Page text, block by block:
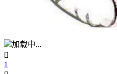
加载中...

1